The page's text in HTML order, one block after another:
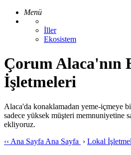
Menü
İller
Ekosistem
Çorum Alaca'nın
İşletmeleri
Alaca'da konaklamadan yeme-içmeye
sadece yüksek müşteri memnuniyetine
ekliyoruz.
‹‹ Ana Sayfa Ana Sayfa › Lokal